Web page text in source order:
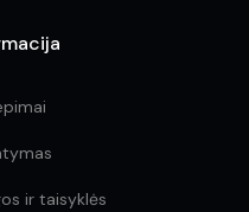
ir taisyklės